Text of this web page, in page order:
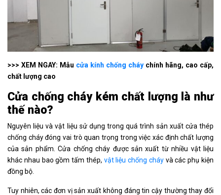
>>> XEM NGAY: Mẫu cửa kính chống cháy chính hãng, cao cấp,
chất lượng cao
Cửa chống cháy kém chất lượng là như
thế nào?
Nguyên liệu và vật liệu sử dụng trong quá trình sản xuất cửa thép
chống cháy đóng vai trò quan trọng trong việc xác định chất lượng
của sản phẩm. Cửa chống cháy được sản xuất từ nhiều vật liệu
khác nhau bao gồm tấm thép, vật liệu chống cháyvà các phụ kiện
đồng bộ.
Tuy nhiên, các đơn vị sản xuất không đáng tin cậy thường thay đổi